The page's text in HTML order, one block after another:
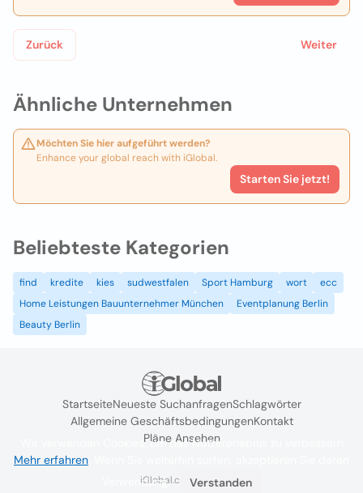
Ähnliche Unternehmen
Möchten Sie hier aufgeführt werden?
Enhance your global reach with iGlobal.
Starten Sie jetzt!
Zurück Weiter
Beliebteste Kategorien
find kredite kies sudwestfalen Sport Hamburg wort
ecc
Home Leistungen Bauunternehmer München
Eventplanung Berlin
Beauty Berlin
StartseiteNeueste SuchanfragenSchlagwörter
Allgemeine GeschäftsbedingungenKontakt
Pläne Ansehen
iGlobal.co @ 2024
Wir verwenden Cookies, um das Nutzererlebnis zu verbessern
Mehr erfahren
Verwendung.
Verstanden